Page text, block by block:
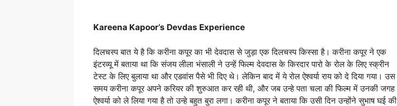
Kareena Kapoor’s Devdas Experience
दिलचस्प बात ये है कि करीना कपूर का भी देवदास से जुड़ा एक दिलचस्प किस्सा है। करीना कपूर ने एक
इंटरव्यू में बताया था कि संजय लीला भंसाली ने उन्हें फिल्म देवदास के किरदार पारो के रोल के लिए स्क्रीन
टेस्ट के लिए बुलाया था और एडवांस पैसे भी दिए थे। लेकिन बाद में ये रोल ऐश्वर्या राय को दे दिया गया। उस
समय करीना कपूर अपने करियर की शुरुआत कर रही थी, और जब उन्हे पता चला की फिल्म में उनकी जगह
ऐश्वर्या को ले लिया गया है तो उन्हे बहुत बुरा लगा। करीना कपूर ने बताया कि उसी दिन उन्होंने सुभाष घई की